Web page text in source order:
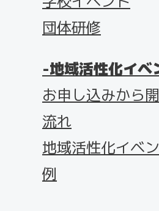
団体研修
地域活性化イベ
お申し込みから
流れ
地域活性化イベ
例